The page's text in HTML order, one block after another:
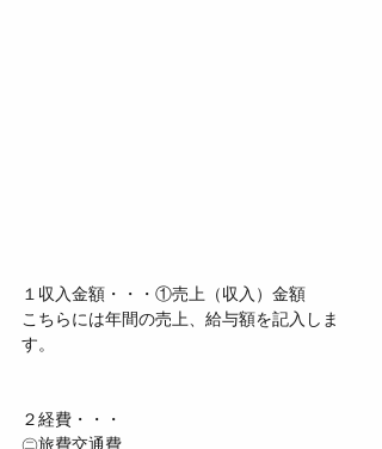
１収入金額・・・①売上（収入）金額
こちらには年間の売上、給与額を記入しま
す。
２経費・・・
㊁旅費交通費